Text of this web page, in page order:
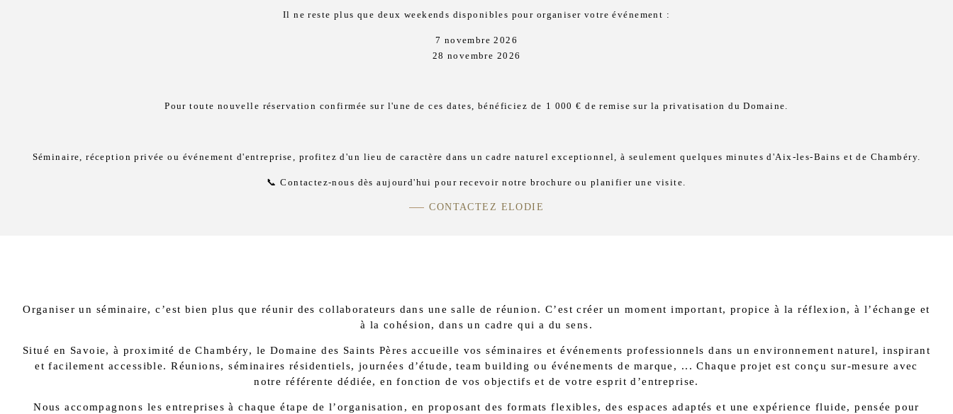
Il ne reste plus que deux weekends disponibles pour organiser votre événement :
7 novembre 2026
28 novembre 2026
Pour toute nouvelle réservation confirmée sur l'une de ces dates, bénéficiez de 1 000 € de remise sur la privatisation du Domaine.
Séminaire, réception privée ou événement d'entreprise, profitez d'un lieu de caractère dans un cadre naturel exceptionnel, à seulement quelques minutes d'Aix-les-Bains et de Chambéry.
📞 Contactez-nous dès aujourd'hui pour recevoir notre brochure ou planifier une visite.
CONTACTEZ ELODIE
Organiser un séminaire, c’est bien plus que réunir des collaborateurs dans une salle de réunion. C’est créer un moment important, propice à la réflexion, à l’échange et
à la cohésion, dans un cadre qui a du sens.
Situé en Savoie, à proximité de Chambéry, le Domaine des Saints Pères accueille vos séminaires et événements professionnels dans un environnement naturel, inspirant
et facilement accessible. Réunions, séminaires résidentiels, journées d’étude, team building ou événements de marque, ... Chaque projet est conçu sur-mesure avec
notre référente dédiée, en fonction de vos objectifs et de votre esprit d’entreprise.
Nous accompagnons les entreprises à chaque étape de l’organisation, en proposant des formats flexibles, des espaces adaptés et une expérience fluide, pensée pour